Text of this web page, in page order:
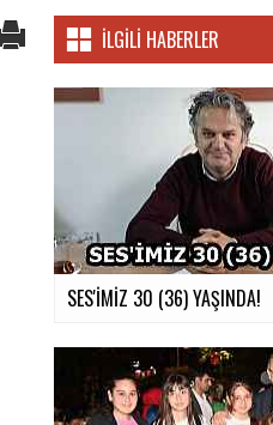
İLGILI HABERLER
SES'İMİZ 30 (36) YAŞINDA!